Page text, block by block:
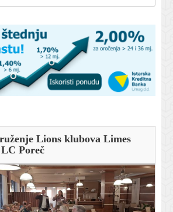
Lions klubova Limes
Poreč